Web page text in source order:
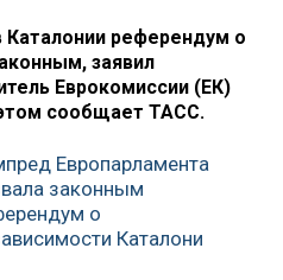
референдум о
заявил
Еврокомиссии (ЕК)
сообщает ТАСС.
Европарламента
законным
о
Каталони